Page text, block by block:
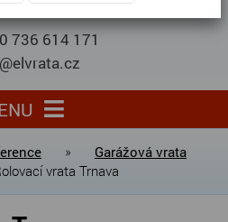
736 614 171
»
Garážová vrata
vrata Trnava